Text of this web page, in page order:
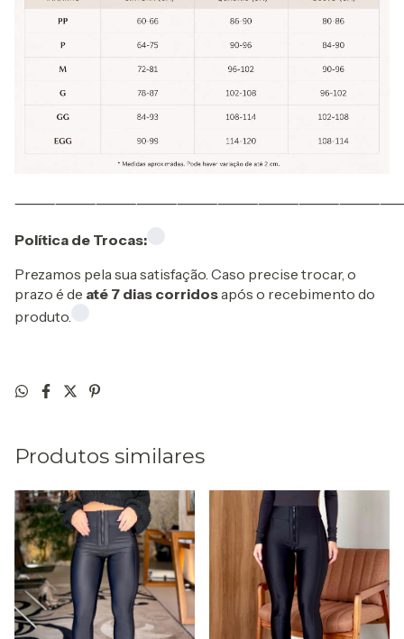
Política de Trocas:
Prezamos pela sua satisfação. Caso precise trocar, o
prazo é de até 7 dias corridosapós o recebimento do
produto.
Produtos similares